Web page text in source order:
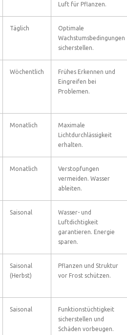
Luft für Pflanzen.
Täglich
Optimale
Wachstumsbedingungen
sicherstellen.
Wöchentlich
Frühes Erkennen und
Eingreifen bei
Problemen.
Monatlich
Maximale
Lichtdurchlässigkeit
erhalten.
Monatlich
Verstopfungen
vermeiden. Wasser
ableiten.
Saisonal
Wasser- und
Luftdichtigkeit
garantieren. Energie
sparen.
Saisonal
(Herbst)
Pflanzen und Struktur
vor Frost schützen.
Saisonal
Funktionstüchtigkeit
sicherstellen und
Schäden vorbeugen.